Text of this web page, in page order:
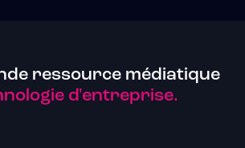
ressource médiatique
d'entreprise.